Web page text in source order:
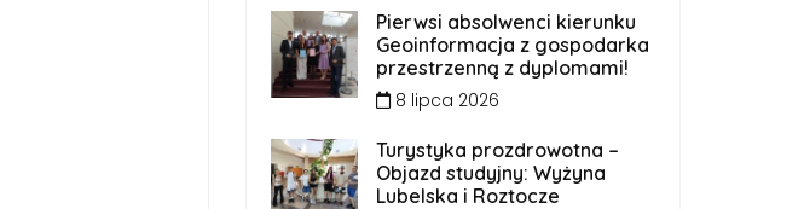
Pierwsi absolwenci kierunku
Geoinformacja z gospodarka
przestrzenną z dyplomami!
8 lipca 2026
Turystyka prozdrowotna –
Objazd studyjny: Wyżyna
Lubelska i Roztocze